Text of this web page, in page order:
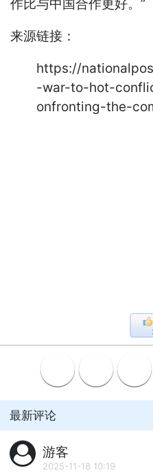
作比与中国合作更好。”
来源链接：
https://
-war-to-hot-
onfronting-the-
最新评论
游客
2025-11-18 10:19